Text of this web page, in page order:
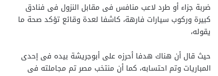
ضربة جزاء أو طرد لاعب منافس فى مقابل النزول فى فنادق
كبيرة وركوب سيارات فارهة، كاشفا لعدة وقائع تؤكد صحة ما
يقوله،
حيث قال أن هناك هدفا أحرزه على أبوجريشة بيده فى إحدى
المباريات وتم احتسابه، كما أن منتخب مصر تم مجاملته فى